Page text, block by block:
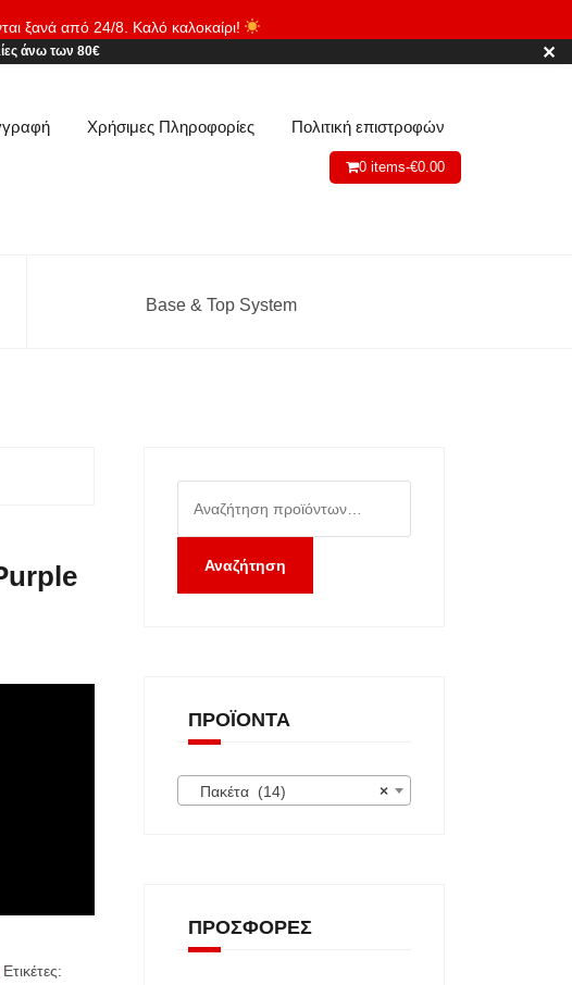
ξανά από 24/8. Καλό καλοκαίρι!
άνω των 80€ ✕
Χρήσιμες Πληροφορίες Πολιτική επιστροφών
0 items-€0.00
Base & Top System
Ετικέτες:
για:
Αναζήτηση
ΠΡΟΪΌΝΤΑ
×
Πακέτα (14)
ΠΡΟΣΦΟΡΈΣ